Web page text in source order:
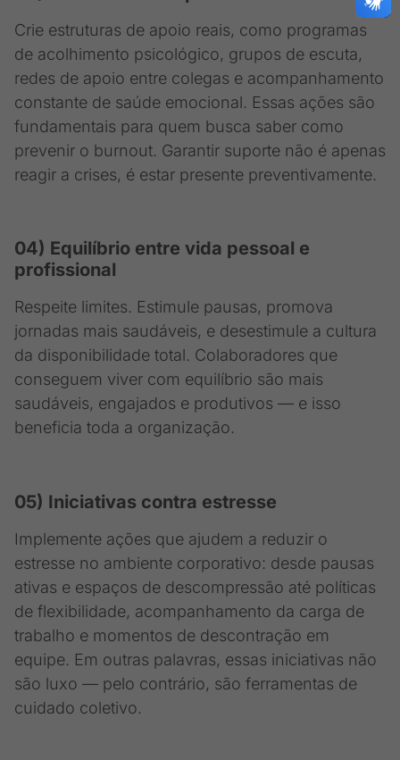
Crie estruturas de apoio reais, como programas
de acolhimento psicológico, grupos de escuta,
redes de apoio entre colegas e acompanhamento
constante de saúde emocional. Essas ações são
fundamentais para quem busca saber como
prevenir o burnout. Garantir suporte não é apenas
reagir a crises, é estar presente preventivamente.
04) Equilíbrio entre vida pessoal e
profissional
Respeite limites. Estimule pausas, promova
jornadas mais saudáveis, e desestimule a cultura
da disponibilidade total. Colaboradores que
conseguem viver com equilíbrio são mais
saudáveis, engajados e produtivos — e isso
beneficia toda a organização.
05) Iniciativas contra estresse
Implemente ações que ajudem a reduzir o
estresse no ambiente corporativo: desde pausas
ativas e espaços de descompressão até políticas
de flexibilidade, acompanhamento da carga de
trabalho e momentos de descontração em
equipe. Em outras palavras, essas iniciativas não
são luxo — pelo contrário, são ferramentas de
cuidado coletivo.